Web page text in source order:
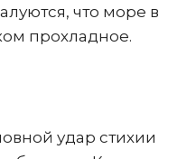
что море в
прохладное.
удар стихии